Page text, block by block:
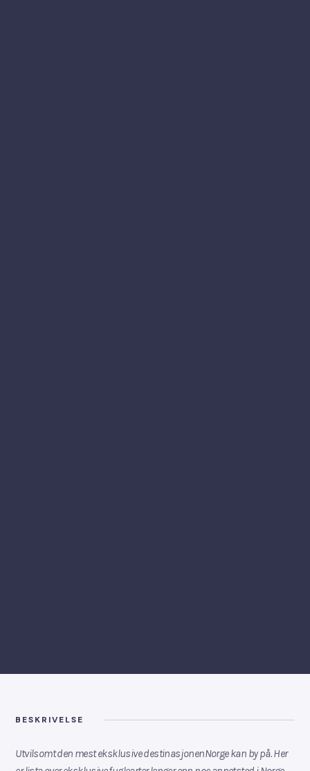
BESKRIVELSE
Utvilsomt den mest eksklusive destinasjonenNorge kan by på. Her